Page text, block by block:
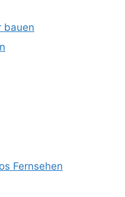
bauen
Fernsehen